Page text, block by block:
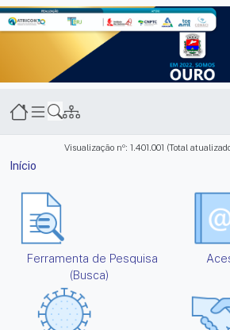
Transparência
Início
Visualização nº: 1.401.001 (Total
Serviços e informações
Ferramenta de Pesquisa
(Busca)